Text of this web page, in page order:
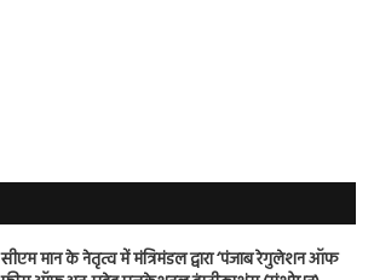
सीएम मान के नेतृत्व में मंत्रिमंडल द्वारा ‘पंजाब रेगुलेशन ऑफ